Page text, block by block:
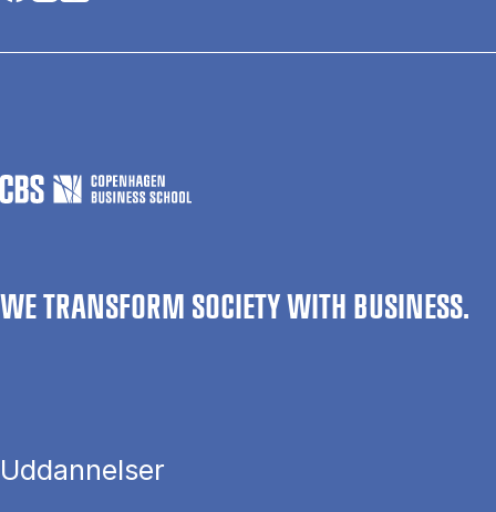
WE TRANSFORM SOCIETY WITH BUSINESS.
Uddannelser